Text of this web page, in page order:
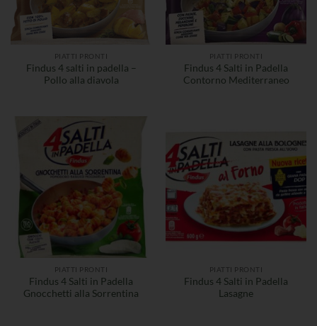
PIATTI PRONTI
Findus 4 salti in padella –
Pollo alla diavola
PIATTI PRONTI
Findus 4 Salti in Padella
Contorno Mediterraneo
PIATTI PRONTI
Findus 4 Salti in Padella
Gnocchetti alla Sorrentina
PIATTI PRONTI
Findus 4 Salti in Padella
Lasagne